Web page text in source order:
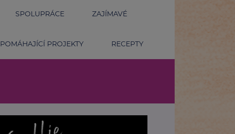
SPOLUPRÁCE ZAJÍMAVÉ
POMÁHAJÍCÍ PROJEKTY RECEPTY